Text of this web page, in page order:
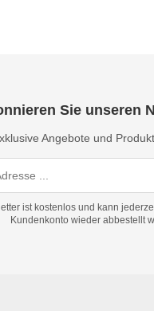
Sie unseren
Angebote und
ist kostenlos und kann
Kundenkonto wieder abbestellt